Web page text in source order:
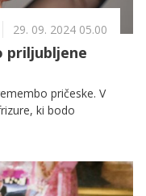
29. 09. 2024 05.00
priljubljene
pričeske. V
ki bodo